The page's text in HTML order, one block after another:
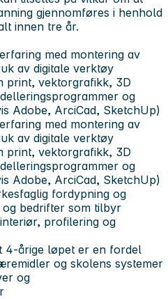
gjennomføres i henhold
innen tre år.
med montering av
av digitale verktøy
print, vektorgrafikk, 3D
og
Adobe, ArciCad, SketchUp)
med montering av
av digitale verktøy
print, vektorgrafikk, 3D
og
Adobe, ArciCad, SketchUp)
fordypning og
bedrifter som tilbyr
profilering og
4-årige løpet er en fordel
og skolens systemer
og